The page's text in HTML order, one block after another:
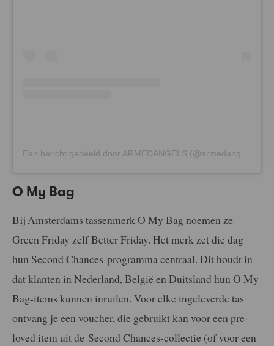
Een bericht gedeeld door ARMEDANGELS (@armedangels)
O My Bag
Bij Amsterdams tassenmerk O My Bag noemen ze
Green Friday zelf Better Friday. Het merk zet die dag
hun Second Chances-programma centraal. Dit houdt in
dat klanten in Nederland, België en Duitsland hun O My
Bag-items kunnen inruilen. Voor elke ingeleverde tas
ontvang je een voucher, die gebruikt kan voor een pre-
loved item uit de Second Chances-collectie (of voor een